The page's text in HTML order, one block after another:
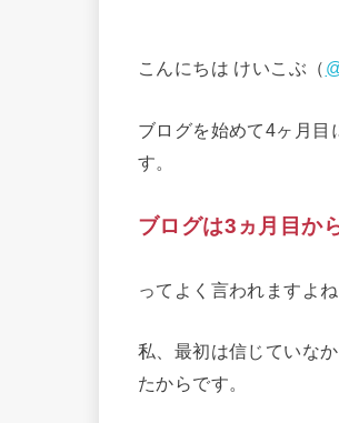
こんにちは けいこぶ（
ブログを始めて4ヶ月目
す。
ブログは3ヵ月目か
ってよく言われますよね
私、最初は信じていな
たからです。